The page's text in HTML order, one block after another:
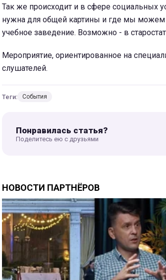
Так же происходит и в сфере социальных
нужна для общей картины и где мы можем
учебное заведение. Возможно - в
Мероприятие, ориентированное на
слушателей.
Теги: События
Понравилась статья?
Поделитесь ею с друзьями